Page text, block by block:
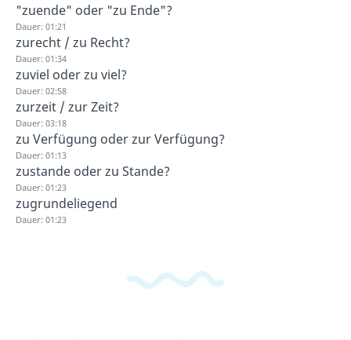
"zuende" oder "zu Ende"?
Dauer: 01:21
zurecht / zu Recht?
Dauer: 01:34
zuviel oder zu viel?
Dauer: 02:58
zurzeit / zur Zeit?
Dauer: 03:18
zu Verfügung oder zur Verfügung?
Dauer: 01:13
zustande oder zu Stande?
Dauer: 01:23
zugrundeliegend
Dauer: 01:23